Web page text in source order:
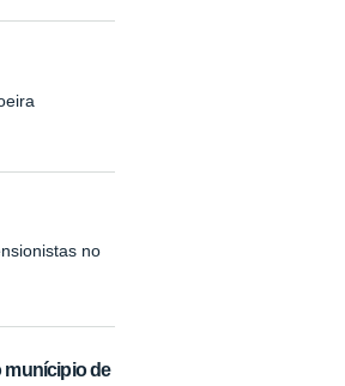
no
munícipio de